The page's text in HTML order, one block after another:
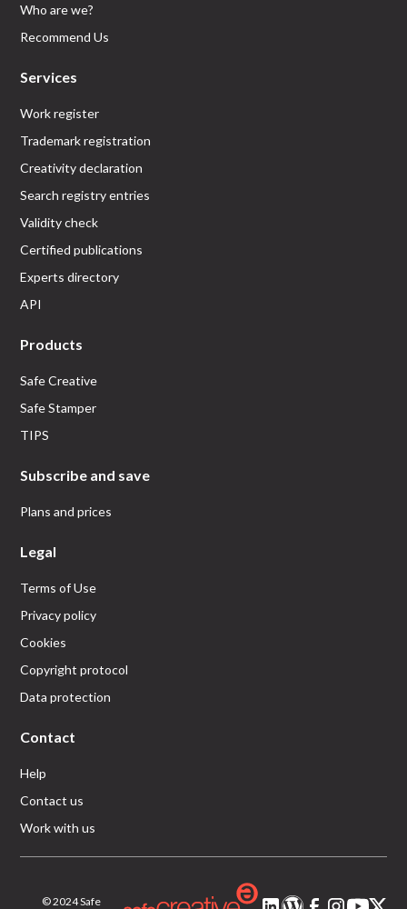
Who are we?
Recommend Us
Services
Work register
Trademark registration
Creativity declaration
Search registry entries
Validity check
Certified publications
Experts directory
API
Products
Safe Creative
Safe Stamper
TIPS
Subscribe and save
Plans and prices
Legal
Terms of Use
Privacy policy
Cookies
Copyright protocol
Data protection
Contact
Help
Contact us
Work with us
© 2024 Safe